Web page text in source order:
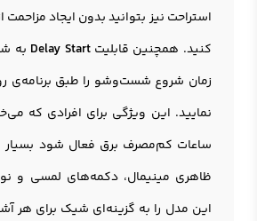
استراحت نیز بتوانید بدون ایجاد
کنید. همچنین قابلیتDelay Start به
زمان شروع شست‌وشو را طبق برنامه‌ی
نمایید. این ویژگی برای افرادی که
ساعات کم‌مصرف برق فعال شود بسیار
ظاهری مینیمال، دکمه‌های لمسی و
این مدل را به گزینه‌ای شیک برای هر